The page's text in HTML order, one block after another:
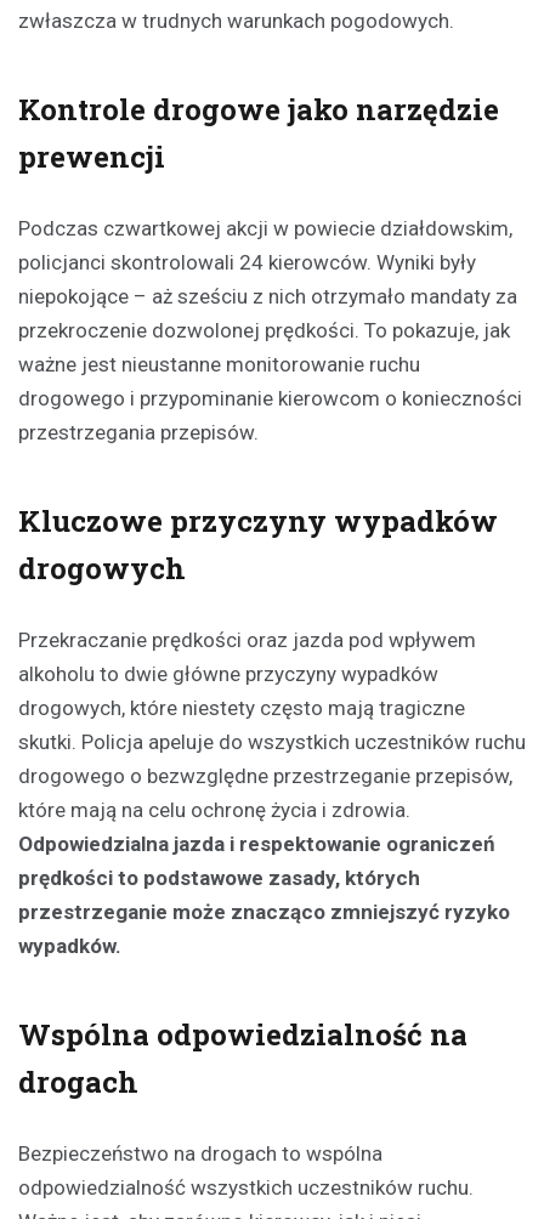
zwłaszcza w trudnych warunkach pogodowych.
Kontrole drogowe jako narzędzie
prewencji
Podczas czwartkowej akcji w powiecie działdowskim,
policjanci skontrolowali 24 kierowców. Wyniki były
niepokojące – aż sześciu z nich otrzymało mandaty za
przekroczenie dozwolonej prędkości. To pokazuje, jak
ważne jest nieustanne monitorowanie ruchu
drogowego i przypominanie kierowcom o konieczności
przestrzegania przepisów.
Kluczowe przyczyny wypadków
drogowych
Przekraczanie prędkości oraz jazda pod wpływem
alkoholu to dwie główne przyczyny wypadków
drogowych, które niestety często mają tragiczne
skutki. Policja apeluje do wszystkich uczestników ruchu
drogowego o bezwzględne przestrzeganie przepisów,
które mają na celu ochronę życia i zdrowia.
Odpowiedzialna jazda i respektowanie ograniczeń
prędkości to podstawowe zasady, których
przestrzeganie może znacząco zmniejszyć ryzyko
wypadków.
Wspólna odpowiedzialność na
drogach
Bezpieczeństwo na drogach to wspólna
odpowiedzialność wszystkich uczestników ruchu.